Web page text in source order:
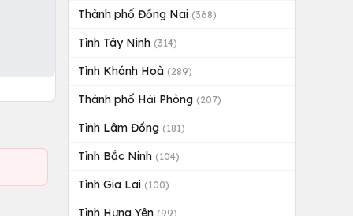
Thành phố Đồng Nai (368)
Tỉnh Tây Ninh (314)
Tỉnh Khánh Hoà (289)
Thành phố Hải Phòng (207)
Tỉnh Lâm Đồng (181)
Tỉnh Bắc Ninh (104)
Tỉnh Gia Lai (100)
Tỉnh Hưng Yên (99)